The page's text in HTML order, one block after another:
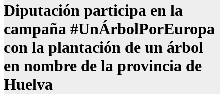
Diputación participa en la
campaña #UnÁrbolPorEuropa
con la plantación de un árbol
en nombre de la provincia de
Huelva